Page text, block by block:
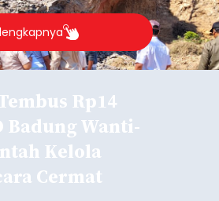
Rp14
Badung Wanti-
Kelola
Cermat